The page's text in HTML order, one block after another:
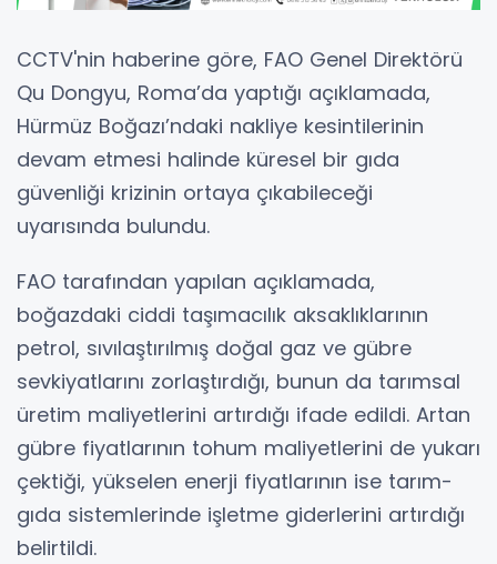
CCTV'nin haberine göre, FAO Genel Direktörü
Qu Dongyu, Roma’da yaptığı açıklamada,
Hürmüz Boğazı’ndaki nakliye kesintilerinin
devam etmesi halinde küresel bir gıda
güvenliği krizinin ortaya çıkabileceği
uyarısında bulundu.
FAO tarafından yapılan açıklamada,
boğazdaki ciddi taşımacılık aksaklıklarının
petrol, sıvılaştırılmış doğal gaz ve gübre
sevkiyatlarını zorlaştırdığı, bunun da tarımsal
üretim maliyetlerini artırdığı ifade edildi. Artan
gübre fiyatlarının tohum maliyetlerini de yukarı
çektiği, yükselen enerji fiyatlarının ise tarım-
gıda sistemlerinde işletme giderlerini artırdığı
belirtildi.